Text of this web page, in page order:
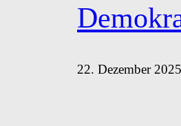
22. Dezember 2025